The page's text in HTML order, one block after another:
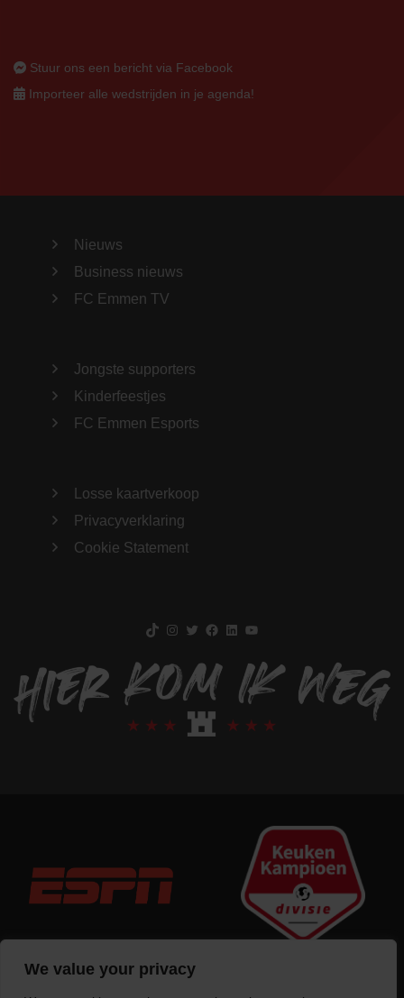
We value your privacy
Stuur ons een bericht via Facebook
Importeer alle wedstrijden in je agenda!
Nieuws
Business nieuws
FC Emmen TV
Jongste supporters
Kinderfeestjes
FC Emmen Esports
Losse kaartverkoop
Privacyverklaring
Cookie Statement